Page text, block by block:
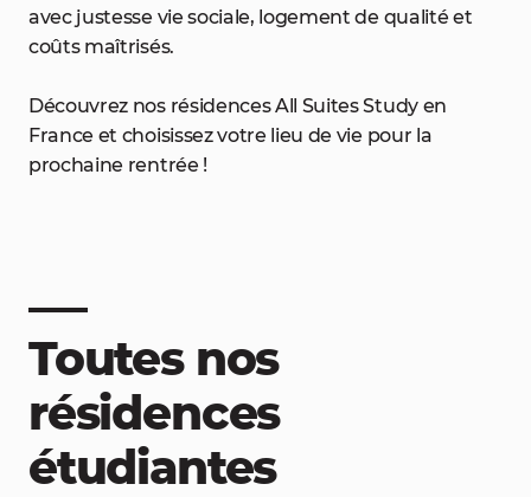
avec justesse vie sociale, logement de qualité et
coûts maîtrisés.
Découvrez nos résidences All Suites Study en
France et choisissez votre lieu de vie pour la
prochaine rentrée !
Toutes nos
résidences
étudiantes